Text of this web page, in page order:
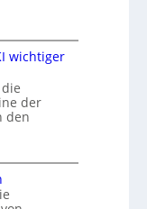
wichtiger
der
den